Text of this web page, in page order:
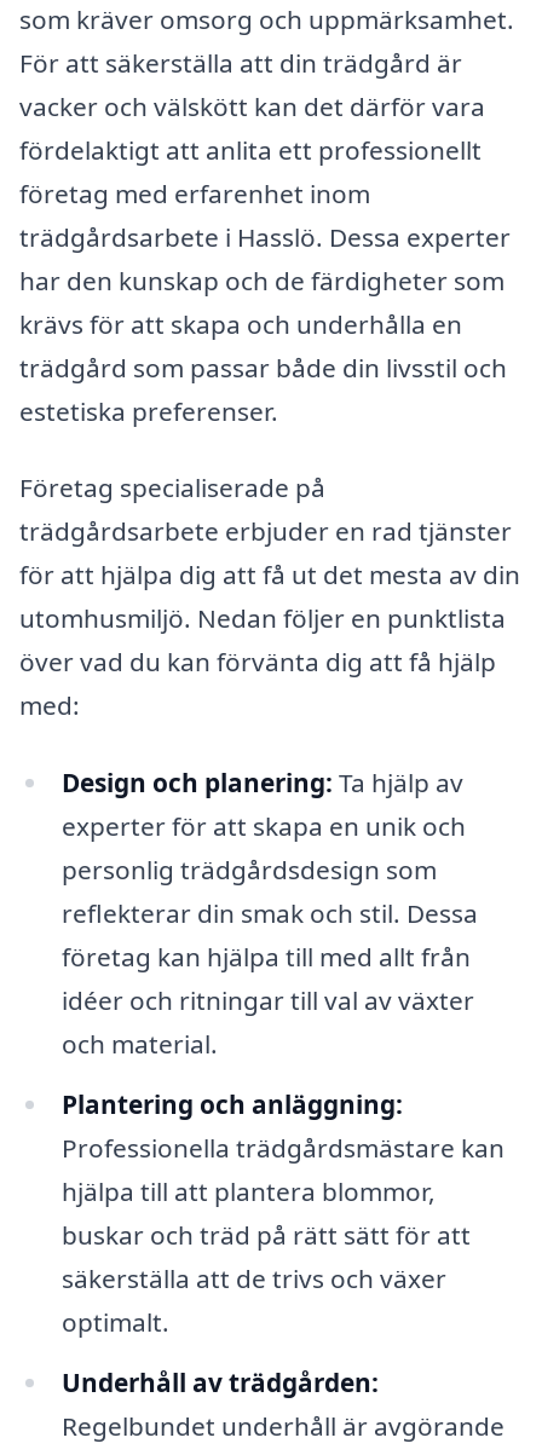
som kräver omsorg och uppmärksamhet.
För att säkerställa att din trädgård är
vacker och välskött kan det därför vara
fördelaktigt att anlita ett professionellt
företag med erfarenhet inom
trädgårdsarbete i Hasslö. Dessa experter
har den kunskap och de färdigheter som
krävs för att skapa och underhålla en
trädgård som passar både din livsstil och
estetiska preferenser.
Företag specialiserade på
trädgårdsarbete erbjuder en rad tjänster
för att hjälpa dig att få ut det mesta av din
utomhusmiljö. Nedan följer en punktlista
över vad du kan förvänta dig att få hjälp
med:
Design och planering: Ta hjälp av
experter för att skapa en unik och
personlig trädgårdsdesign som
reflekterar din smak och stil. Dessa
företag kan hjälpa till med allt från
idéer och ritningar till val av växter
och material.
Plantering och anläggning:
Professionella trädgårdsmästare kan
hjälpa till att plantera blommor,
buskar och träd på rätt sätt för att
säkerställa att de trivs och växer
optimalt.
Underhåll av trädgården:
Regelbundet underhåll är avgörande